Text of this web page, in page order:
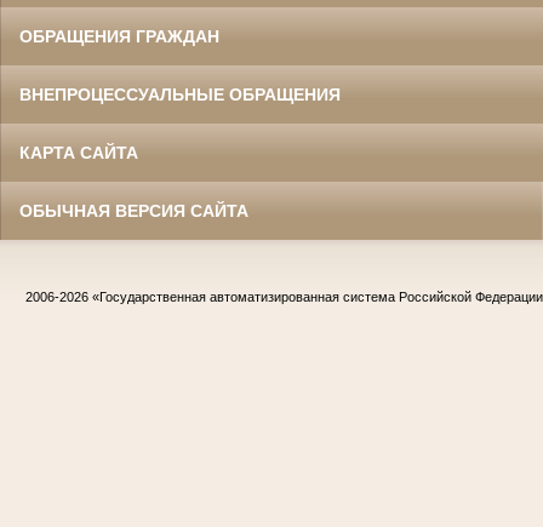
ОБРАЩЕНИЯ ГРАЖДАН
ВНЕПРОЦЕССУАЛЬНЫЕ ОБРАЩЕНИЯ
КАРТА САЙТА
ОБЫЧНАЯ ВЕРСИЯ САЙТА
2006-2026 «Государственная автоматизированная система Российской